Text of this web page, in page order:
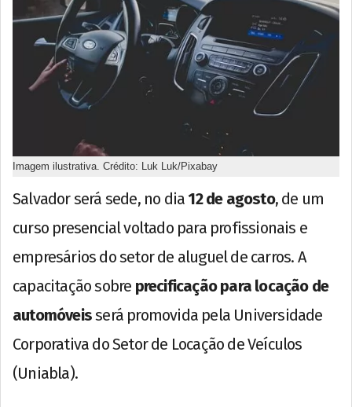
Imagem ilustrativa. Crédito: Luk Luk/Pixabay
Salvador será sede, no dia 12 de agosto, de um
curso presencial voltado para profissionais e
empresários do setor de aluguel de carros. A
capacitação sobre precificação para locação de
automóveisserá promovida pela Universidade
Corporativa do Setor de Locação de Veículos
(Uniabla).